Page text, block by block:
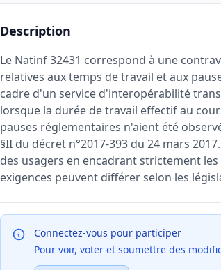
Description
Le Natinf 32431 correspond à une
relatives aux temps de travail et aux
cadre d'un service d'interopérabilité
lorsque la durée de travail effectif au
pauses réglementaires n'aient été
§II du décret n°2017-393 du 24 mars
des usagers en encadrant strictement
exigences peuvent différer selon les
Connectez-vous pour participer
Pour voir, voter et soumettre des